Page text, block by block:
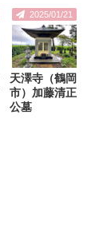
2025/01/21
天澤寺（鶴岡
市）加藤清正
公墓